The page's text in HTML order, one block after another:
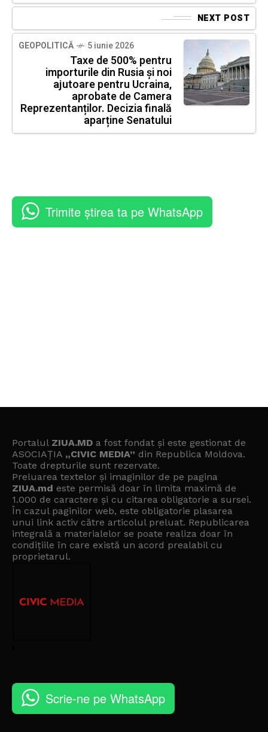
NEXT POST
GEOPOLITICĂ 5 iunie 2026
Taxe de 500% pentru
importurile din Rusia și noi
ajutoare pentru Ucraina,
aprobate de Camera
Reprezentanților. Decizia finală
aparține Senatului
Trimite știrea ta pe WhatsApp
Portalul ZIUA.MD a fost fondat și este gestionat de
ASOCIAȚIA „CIVIC MEDIA” din Republica Moldova.
Toate drepturile sunt rezervate.
Preluarea textelor și imaginilor de pe pagina
ZIUA.md este permisă doar în limita maximă de
1.000 de caractere și cu citarea obligatorie a sursei.
În cazul paginilor web, este obligatorie plasarea
unui link activ către articolul preluat. Republicarea
integrală a materialelor se poate realiza doar în
condițiile în care există un acord prealabil cu
proprietarul.
Scrie-ne pe WhatsApp